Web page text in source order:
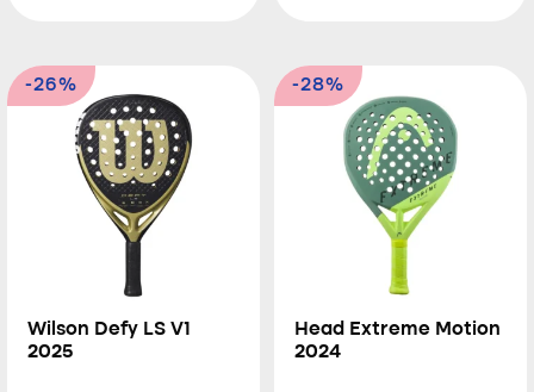
-26%
Wilson Defy LS V1
2025
-28%
Head Extreme Motion
2024